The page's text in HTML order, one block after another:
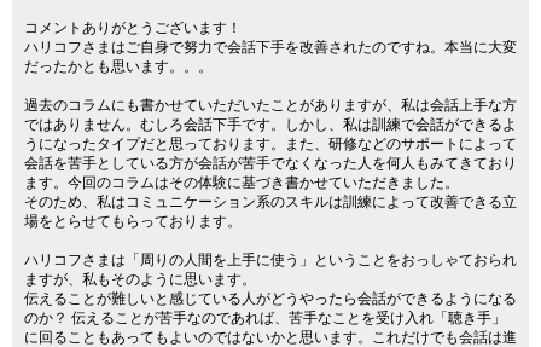
コメントありがとうございます！
ハリコフさまはご自身で努力で会話下手を改善されたのですね。本当に大変
だったかとも思います。。。
過去のコラムにも書かせていただいたことがありますが、私は会話上手な方
ではありません。むしろ会話下手です。しかし、私は訓練で会話ができるよ
うになったタイプだと思っております。また、研修などのサポートによって
会話を苦手としている方が会話が苦手でなくなった人を何人もみてきており
ます。今回のコラムはその体験に基づき書かせていただきました。
そのため、私はコミュニケーション系のスキルは訓練によって改善できる立
場をとらせてもらっております。
ハリコフさまは「周りの人間を上手に使う」ということをおっしゃておられ
ますが、私もそのように思います。
伝えることが難しいと感じている人がどうやったら会話ができるようになる
のか？ 伝えることが苦手なのであれば、苦手なことを受け入れ「聴き手」
に回ることもあってもよいのではないかと思います。これだけでも会話は進